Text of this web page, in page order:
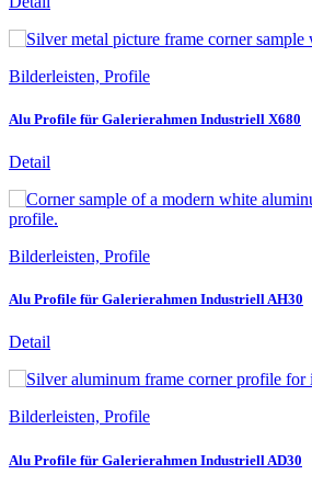
Bilderleisten, Profile
Alu Profile für Galerierahmen Industriell X680
Detail
Bilderleisten, Profile
Alu Profile für Galerierahmen Industriell AH30
Detail
Bilderleisten, Profile
Alu Profile für Galerierahmen Industriell AD30